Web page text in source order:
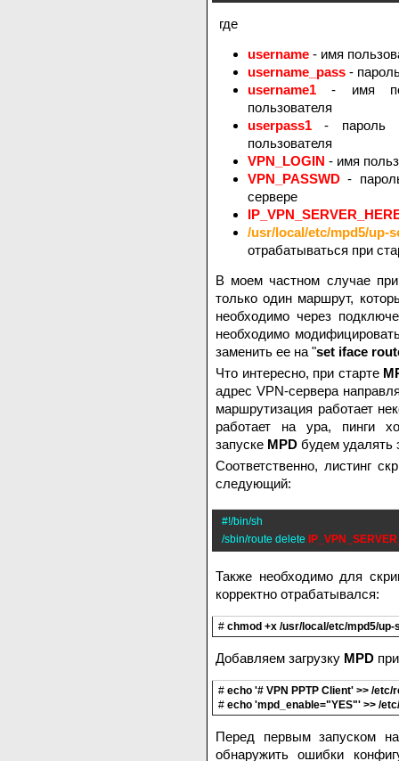
где
username - имя
username_pass -
username1 - имя
пользователя
userpass1 - пароль
пользователя
VPN_LOGIN - имя
VPN_PASSWD -
сервере
/usr/local/etc/mpd5/up-
отрабатываться при
В моем частном случае
только один маршрут,
необходимо через
необходимо
заменить ее на "set iface
Что интересно, при старте
адрес VPN-сервера
маршрутизация работает
работает на ура, пинги
запуске MPD будем удалять
Соответственно, листинг
следующий:
#!/bin/sh
/sbin/route delete
Также необходимо для
корректно отрабатывался:
# chmod +x /usr/local/etc/mpd5/
Добавляем загрузку MPD
# echo '# VPN PPTP Client' >> /etc/
# echo 'mpd_enable="YES"' >> /
Перед первым запуском
обнаружить ошибки